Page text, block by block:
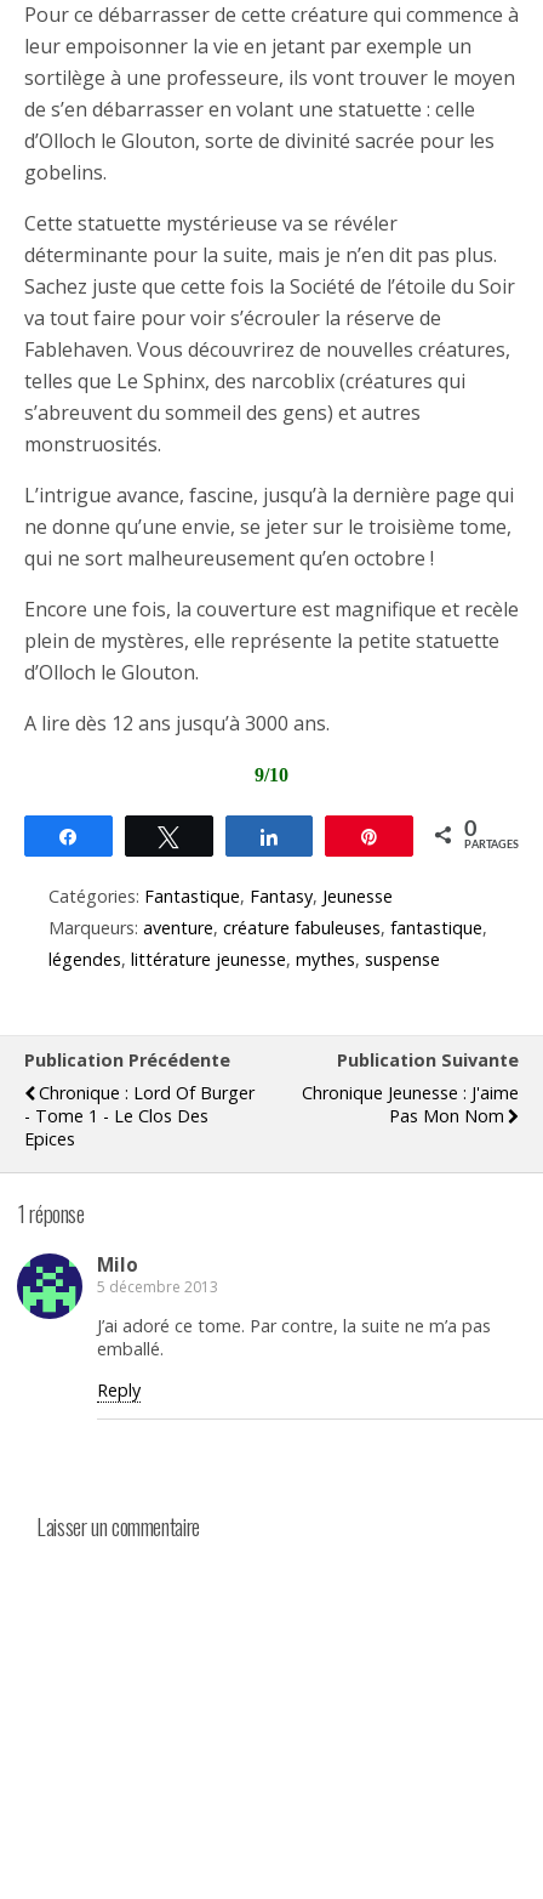
Pour ce débarrasser de cette créature qui commence à
leur empoisonner la vie en jetant par exemple un
sortilège à une professeure, ils vont trouver le moyen
de s’en débarrasser en volant une statuette : celle
d’Olloch le Glouton, sorte de divinité sacrée pour les
gobelins.
Cette statuette mystérieuse va se révéler
déterminante pour la suite, mais je n’en dit pas plus.
Sachez juste que cette fois la Société de l’étoile du Soir
va tout faire pour voir s’écrouler la réserve de
Fablehaven. Vous découvrirez de nouvelles créatures,
telles que Le Sphinx, des narcoblix (créatures qui
s’abreuvent du sommeil des gens) et autres
monstruosités.
L’intrigue avance, fascine, jusqu’à la dernière page qui
ne donne qu’une envie, se jeter sur le troisième tome,
qui ne sort malheureusement qu’en octobre !
Encore une fois, la couverture est magnifique et recèle
plein de mystères, elle représente la petite statuette
d’Olloch le Glouton.
A lire dès 12 ans jusqu’à 3000 ans.
9/10
Épingle 0
PARTAGES
Catégories: Fantastique, Fantasy, Jeunesse
Marqueurs: aventure, créature fabuleuses, fantastique,
légendes, littérature jeunesse, mythes, suspense
Publication Précédente
Chronique : Lord Of Burger
- Tome 1 - Le Clos Des
Epices
Publication Suivante
Chronique Jeunesse : J'aime
Pas Mon Nom
1 réponse
Milo
5 décembre 2013
J’ai adoré ce tome. Par contre, la suite ne m’a pas
emballé.
Reply
Laisser un commentaire